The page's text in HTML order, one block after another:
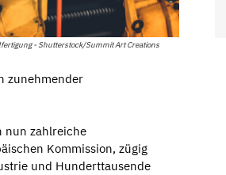
- Shutterstock/Summit Art Creations
zunehmender
nun zahlreiche
Kommission, zügig
und Hunderttausende